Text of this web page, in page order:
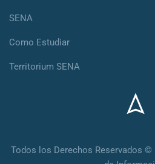
SENA
Como Estudiar
Territorium SENA
Todos los Derechos Reservados ©